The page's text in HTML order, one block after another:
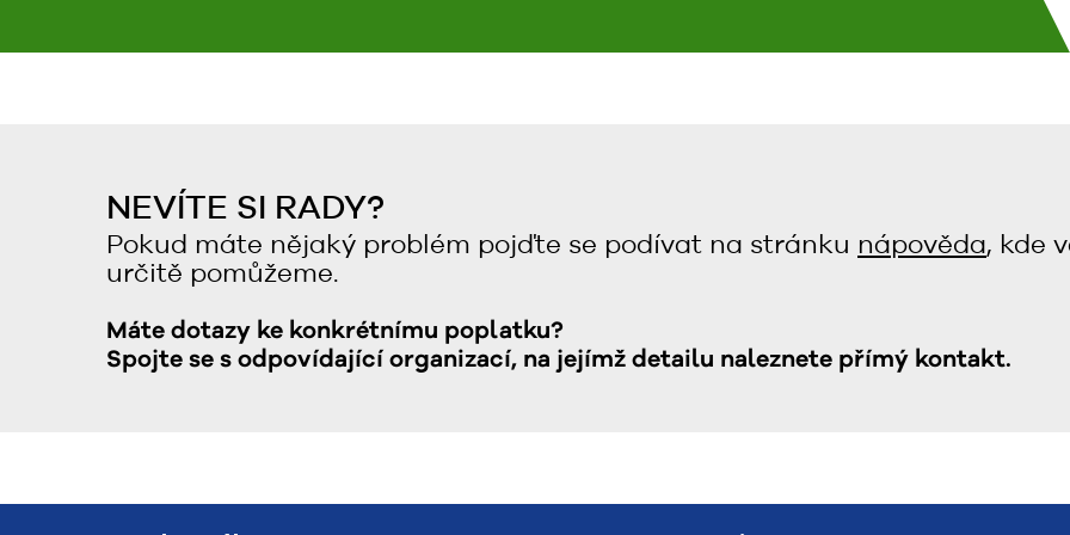
NEVÍTE SI RADY?
Pokud máte nějaký problém pojďte se podívat na stránku nápověda, kde
určitě pomůžeme.
Máte dotazy ke konkrétnímu poplatku?
Spojte se s odpovídající organizací, na jejímž detailu naleznete přímý kontakt.